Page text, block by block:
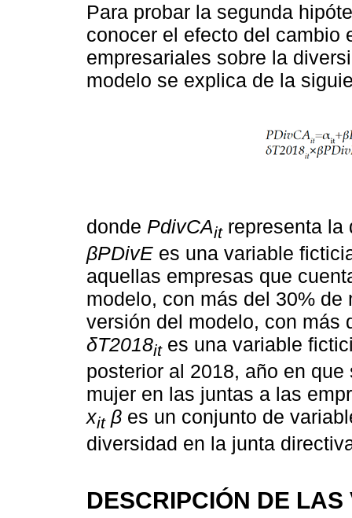
Para probar la segunda
conocer el efecto del cambio
empresariales sobre la
modelo se explica de la
donde PdivCAit representa la
βPDivE es una variable
aquellas empresas que
modelo, con más del 30%
versión del modelo, con más
δT2018it es una variable
posterior al 2018, año en
mujer en las juntas a las
xitβ es un conjunto de
diversidad en la junta
DESCRIPCIÓN DE